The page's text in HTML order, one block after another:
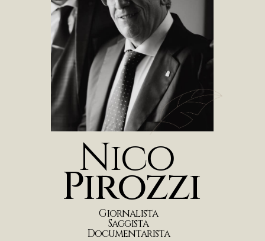
Nico
Giornalista
Saggista
Documentarista
Pirozzi